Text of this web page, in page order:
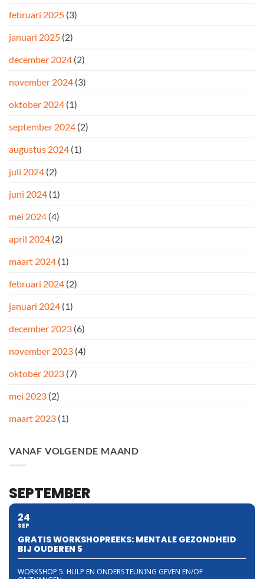
februari 2025 (3)
januari 2025 (2)
december 2024 (2)
november 2024 (3)
oktober 2024 (1)
september 2024 (2)
augustus 2024 (1)
juli 2024 (2)
juni 2024 (1)
mei 2024 (4)
april 2024 (2)
maart 2024 (1)
februari 2024 (2)
januari 2024 (1)
december 2023 (6)
november 2023 (4)
oktober 2023 (7)
mei 2023 (2)
maart 2023 (1)
VANAF VOLGENDE MAAND
SEPTEMBER
24
SEP
GRATIS WORKSHOPREEKS: MENTALE GEZONDHEID
BIJ OUDEREN 5
WORKSHOP 5. HULP EN ONDERSTEUNING GEVEN EN/OF